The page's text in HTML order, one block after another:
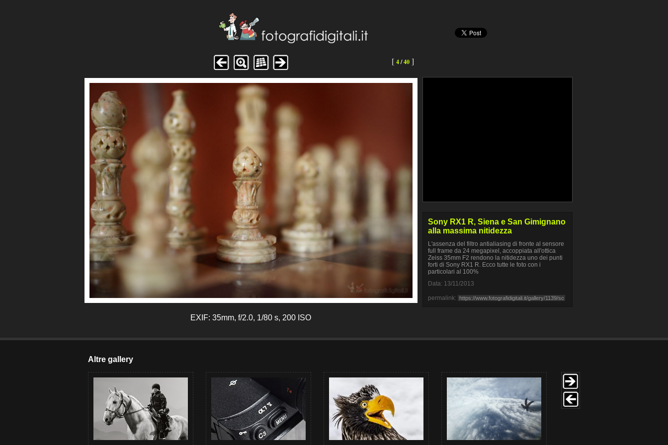
[ 4/40]
EXIF: 35mm, f/2.0, 1/80 s, 200 ISO
Sony RX1 R, Siena e San Gimignano
alla massima nitidezza
L'assenza del filtro antialiasing di fronte al sensore
full frame da 24 megapixel, accoppiata all'ottica
Zeiss 35mm F2 rendono la nitidezza uno dei punti
forti di Sony RX1 R. Ecco tutte le foto con i
particolari al 100%
Data: 13/11/2013
permalink:
Altre gallery